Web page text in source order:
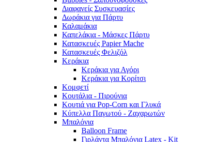
Διαφανείς Συσκευασίες
Δωράκια για Πάρτυ
Καλαμάκια
Καπελάκια - Μάσκες Πάρτυ
Κατασκευές Papier Mache
Κατασκευές Φελιζόλ
Κεράκια
Κεράκια για Αγόρι
Κεράκια για Κορίτσι
Κομφετί
Κουτάλια - Πιρούνια
Κουτιά για Pop-Corn και Γλυκά
Κύπελλα Παγωτού - Ζαχαρωτών
Μπαλόνια
Balloon Frame
Γιρλάντα Μπαλόνια Latex - Kit